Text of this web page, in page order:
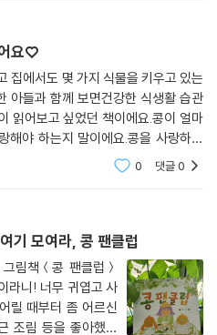
요♡
집에서도 몇 가지 식물을 키우고 있는
아들과 함께 보면건강한 식생활 습관
읽어보고 싶었던 책이에요.콩이 얼마
해야 하는지 말이에요.콩을 사랑하는
콩 여기 모이시면 될 것 같아요.떡과
0 댓글0
기 모여라, 콩 팬클럽
림책＜콩 팬클럽＞
릴 때부터 좀 어르신
조림 등을 좋아했어